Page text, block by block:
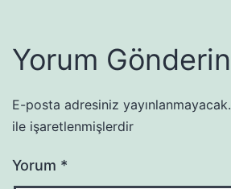
Yorum Gönderin
E-posta adresiniz yayınlanmayacak.
ile işaretlenmişlerdir
Yorum *